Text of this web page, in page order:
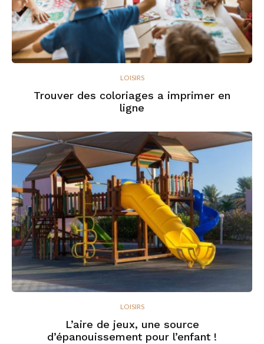
LOISIRS
Trouver des coloriages a imprimer en
ligne
LOISIRS
L’aire de jeux, une source
d’épanouissement pour l’enfant !